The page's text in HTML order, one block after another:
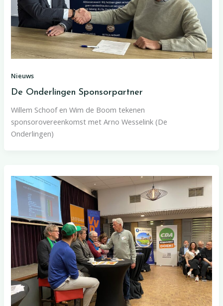
Nieuws
De Onderlingen Sponsorpartner
Willem Schoof en Wim de Boom tekenen
sponsorovereenkomst met Arno Wesselink (De
Onderlingen)